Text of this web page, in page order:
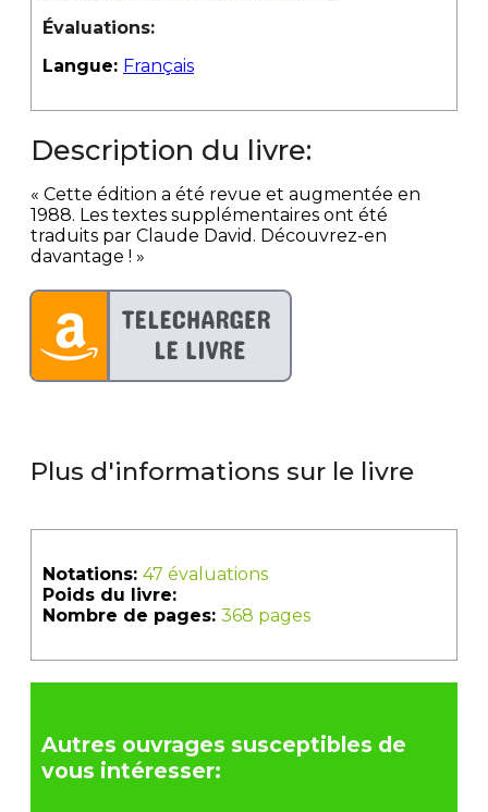
Évaluations:
Langue: Français
Description du livre:
« Cette édition a été revue et augmentée en
1988. Les textes supplémentaires ont été
traduits par Claude David. Découvrez-en
davantage ! »
Plus d'informations sur le livre
Notations: 47 évaluations
Poids du livre:
Nombre de pages: 368 pages
Autres ouvrages susceptibles de
vous intéresser: